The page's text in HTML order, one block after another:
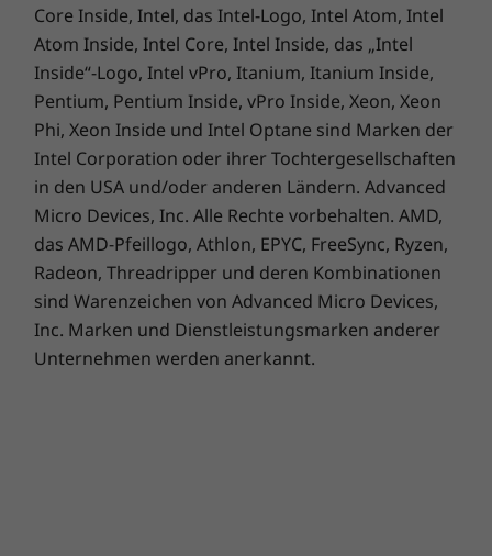
Core Inside, Intel, das Intel-Logo, Intel Atom, Intel
Atom Inside, Intel Core, Intel Inside, das „Intel
Inside“-Logo, Intel vPro, Itanium, Itanium Inside,
Pentium, Pentium Inside, vPro Inside, Xeon, Xeon
Phi, Xeon Inside und Intel Optane sind Marken der
Intel Corporation oder ihrer Tochtergesellschaften
in den USA und/oder anderen Ländern. Advanced
Micro Devices, Inc. Alle Rechte vorbehalten. AMD,
das AMD-Pfeillogo, Athlon, EPYC, FreeSync, Ryzen,
Radeon, Threadripper und deren Kombinationen
sind Warenzeichen von Advanced Micro Devices,
Inc. Marken und Dienstleistungsmarken anderer
Unternehmen werden anerkannt.